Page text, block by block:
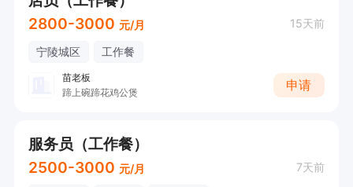
2800-3000 元/月 15天前
宁陵城区 工作餐
苗老板
蹄上碗蹄花鸡公煲
申请
服务员（工作餐）
2500-3000 元/月 7天前